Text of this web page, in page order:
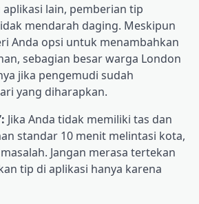
lain, pemberian tip
mendarah daging. Meskipun
Anda opsi untuk menambahkan
sebagian besar warga London
jika pengemudi sudah
yang diharapkan.
Jika Anda tidak memiliki tas dan
standar 10 menit melintasi kota,
Jangan merasa tertekan
tip di aplikasi hanya karena